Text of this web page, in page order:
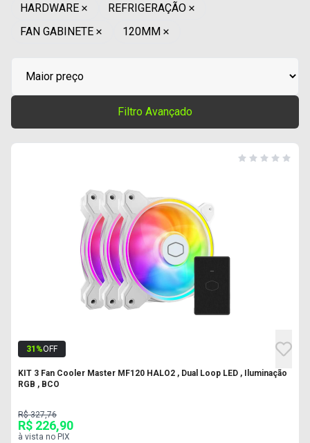
HARDWARE
REFRIGERAÇÃO
FAN GABINETE
120MM
Filtro Avançado
31 %OFF
KIT 3 Fan Cooler Master MF120 HALO2 , Dual Loop LED , Iluminação
RGB , BCO
R$ 327,76
R$ 226,90
à vista no PIX